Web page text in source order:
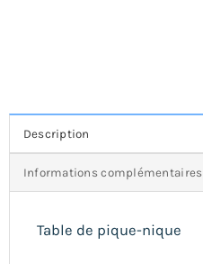
Description
Informations complémentaires
Table de pique-nique